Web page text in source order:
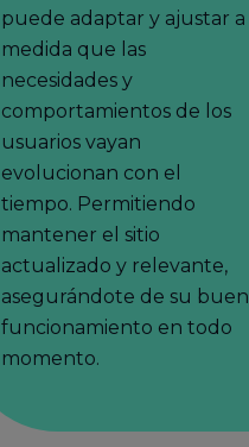
puede adaptar y ajustar a
medida que las
necesidades y
comportamientos de los
usuarios vayan
evolucionan con el
tiempo. Permitiendo
mantener el sitio
actualizado y relevante,
asegurándote de su buen
funcionamiento en todo
momento.